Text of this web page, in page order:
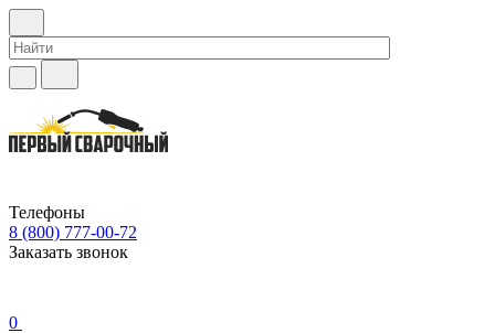
Телефоны
8 (800) 777-00-72
Заказать звонок
0